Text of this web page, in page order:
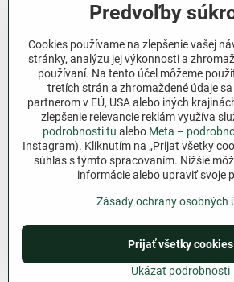
Všetko o nákupe
Ďakujeme za podporu
Sme slovenský e-shop bez
vďaka vám – ľuďom, ktorí veria
lásku k pôde​. Každý nákup na
pokračovať v tom, čo má
záhradkárom zadarmo a
©2026Copyright
Predvoľby súkromiaZásady ochrany
Podmienky
Vytvorené pomocou:
Predvoľby
Cookies používame na zlepšenie vašej
stránky, analýzu jej výkonnosti a
používaní. Na tento účel môžeme
tretích strán a zhromaždené údaje
partnerom v EÚ, USA alebo iných
zlepšenie relevancie reklám využíva
podrobnosti tu alebo Meta –
Instagram). Kliknutím na „Prijať všetky
súhlas s týmto spracovaním. Nižšie
informácie alebo upraviť svoje
Zásady ochrany osobných
Ukázať podrobnosti
Prijať všetky cookies